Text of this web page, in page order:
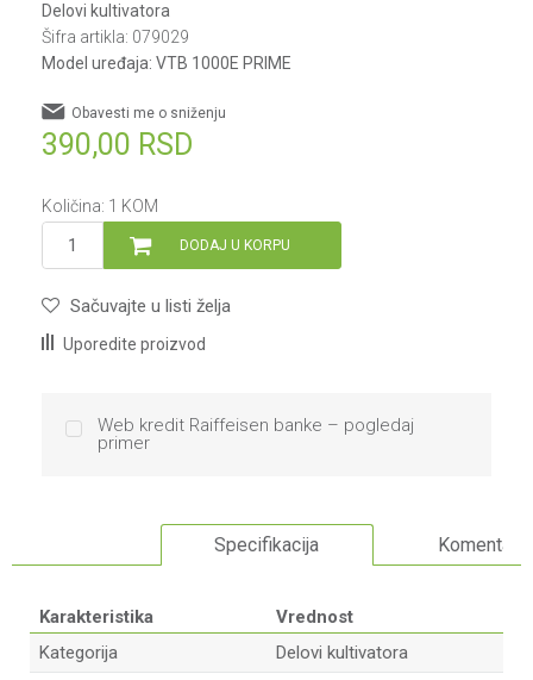
Delovi kultivatora
Šifra artikla: 079029
Model uređaja: VTB 1000E PRIME
390,00 RSD
Obavesti me o sniženju
Količina: 1 KOM
DODAJ U KORPU
Sačuvajte u listi želja
Uporedite proizvod
Web kredit Raiffeisen banke – pogledaj
primer
Specifikacija Komentari
Karakteristika
Vrednost
Kategorija
Delovi kultivatora